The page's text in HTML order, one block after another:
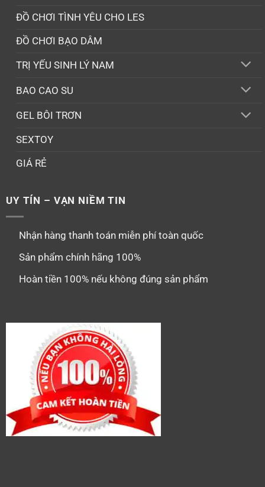
ĐỒ CHƠI TÌNH YÊU CHO LES
ĐỒ CHƠI BẠO DÂM
TRỊ YẾU SINH LÝ NAM
BAO CAO SU
GEL BÔI TRƠN
SEXTOY
GIÁ RẺ
UY TÍN – VẠN NIỀM TIN
Nhận hàng thanh toán miễn phí toàn quốc
Sản phẩm chính hãng 100%
Hoàn tiền 100% nếu không đúng sản phẩm